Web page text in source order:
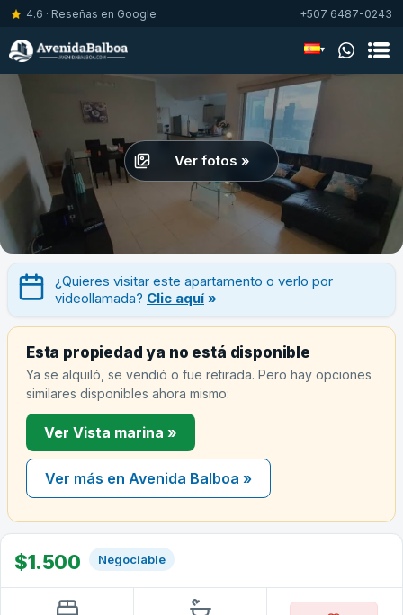
4.6 · Reseñas en Google +507 6487-0243
▾
Ver fotos »
¿Quieres visitar este apartamento o verlo por
videollamada? Clic aquí »
Esta propiedad ya no está disponible
Ya se alquiló, se vendió o fue retirada. Pero hay opciones
similares disponibles ahora mismo:
Ver Vista marina »
Ver más en Avenida Balboa »
$1.500 Negociable